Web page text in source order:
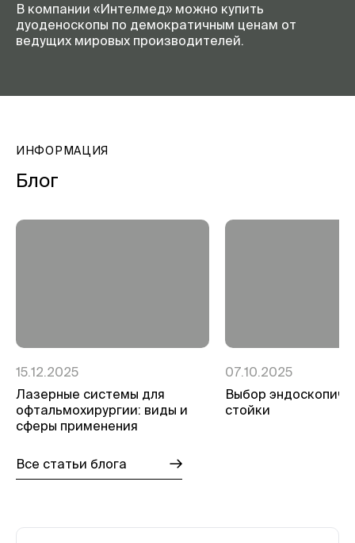
В компании «Интелмед» можно купить
дуоденоскопы по демократичным ценам от
ведущих мировых производителей.
ИНФОРМАЦИЯ
Блог
15.12.2025
Лазерные системы для
офтальмохирургии: виды и
сферы применения
07.10.2025
Выбор
стойки
Все статьи блога